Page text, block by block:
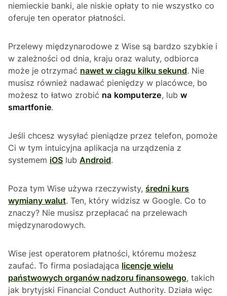
niemieckie banki, ale niskie opłaty to nie wszystko co
oferuje ten operator płatności.
Przelewy międzynarodowe z Wise są bardzo szybkie i
w zależności od dnia, kraju oraz waluty, odbiorca
może je otrzymać nawet w ciągu kilku sekund. Nie
musisz również nadawać pieniędzy w placówce, bo
możesz to łatwo zrobić na komputerze, lub w
smartfonie.
Jeśli chcesz wysyłać pieniądze przez telefon, pomoże
Ci w tym intuicyjna aplikacja na urządzenia z
systemem iOS lub Android.
Poza tym Wise używa rzeczywisty, średni kurs
wymiany walut. Ten, który widzisz w Google. Co to
znaczy? Nie musisz przepłacać na przelewach
międzynarodowych.
Wise jest operatorem płatności, któremu możesz
zaufać. To firma posiadająca licencje wielu
państwowych organów nadzoru finansowego, takich
jak brytyjski Financial Conduct Authority. Działa więc